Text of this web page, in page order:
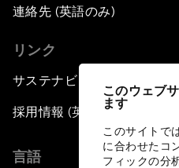
このウェブ
ます
このサイトで
に合わせたコ
フィックの分
連絡先 (英語のみ)
リンク
サステナビリティへの取り組
採用情報 (英語のみ)
言語